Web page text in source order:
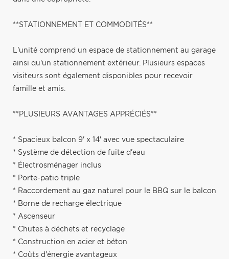
**STATIONNEMENT ET COMMODITÉS**
L'unité comprend un espace de stationnement au garage
ainsi qu'un stationnement extérieur. Plusieurs espaces
visiteurs sont également disponibles pour recevoir
famille et amis.
**PLUSIEURS AVANTAGES APPRÉCIÉS**
* Spacieux balcon 9' x 14' avec vue spectaculaire
* Système de détection de fuite d'eau
* Électrosménager inclus
* Porte-patio triple
* Raccordement au gaz naturel pour le BBQ sur le balcon
* Borne de recharge électrique
* Ascenseur
* Chutes à déchets et recyclage
* Construction en acier et béton
* Coûts d'énergie avantageux